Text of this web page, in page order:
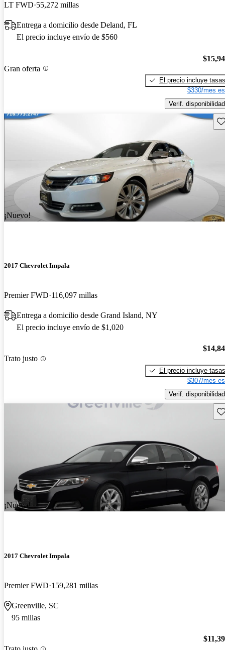
LT FWD 55,272 millas
Entrega a domicilio desde Deland, FL
El precio incluye envío de $560
Gran oferta
El precio incluye tasas
$330/mes
Verif. disponibilidad
¡Nuevo!
2017 Chevrolet Impala
Premier FWD 116,097 millas
Entrega a domicilio desde Grand Island, NY
El precio incluye envío de $1,020
Trato justo
El precio incluye tasas
$307/mes
Verif. disponibilidad
¡Nuevo!
2017 Chevrolet Impala
Premier FWD 159,281 millas
Greenville, SC
95 millas